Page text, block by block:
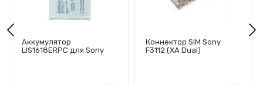
Аккумулятор
LIS1618ERPC для Sony
Коннектор SIM Sony
F3112 (XA Dual)